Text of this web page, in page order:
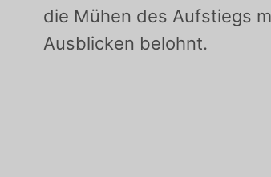
die Mühen des Aufstiegs
Ausblicken belohnt.